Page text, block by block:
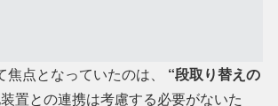
点となっていたのは、 “段取り替えの
置との連携は考慮する必要がないた